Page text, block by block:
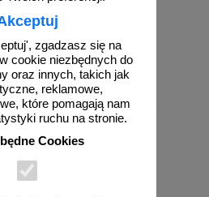
zgadzasz się na
cookie niezbędnych do
oraz innych, takich jak
reklamowe,
które pomagają nam
ruchu na stronie.
Cookies